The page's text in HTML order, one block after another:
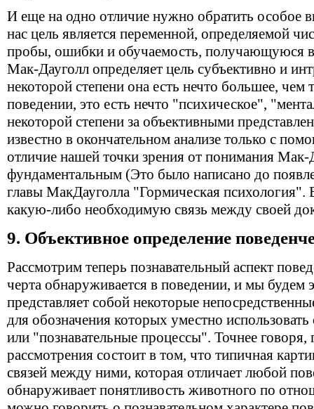
И еще на одно отличие нужно обратить особое
нас цель является переменной, определяемой
пробы, ошибки и обучаемость, получающуюся в
Мак-Дауголл определяет цель субъективно и
некоторой степени она есть нечто большее, чем
поведении, это есть нечто "психическое",
некоторой степени за объективными
известно в окончательном анализе только с
отличие нашей точки зрения от понимания Мак-
фундаментальным (Это было написано до
главы МакДауголла "Гормическая психология".
какую-либо необходимую связь между своей
9. Объективное определение
Рассмотрим теперь познавательный аспект
черта обнаруживается в поведении, и мы будем
представляет собой некоторые
для обозначения которых уместно
или "познавательные процессы". Точнее говоря,
рассмотрения состоит в том, что типичная
связей между ними, которая отличает любой
обнаруживает понятливость животного по